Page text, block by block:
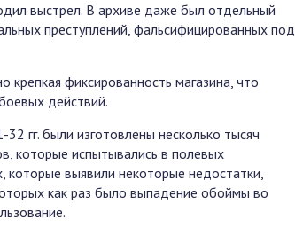
выстрел. В архиве даже был отдельный
преступлений, фальсифицированных под
фиксированность магазина, что
действий.
гг. были изготовлены несколько тысяч
которые испытывались в полевых
которые выявили некоторые недостатки,
как раз было выпадение обоймы во